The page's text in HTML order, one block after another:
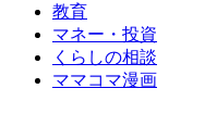
教育
マネー・投資
くらしの相談
ママコマ漫画